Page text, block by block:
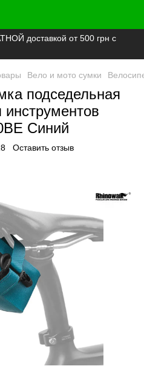
доставкой от 500 грн с
Вело и мото сумки
подседельная
Синий
Оставить отзыв